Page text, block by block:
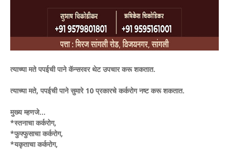
त्याच्या मते पपईची पाने कॅन्सरवर थेट उपचार करू शकतात.
त्याच्या मते, पपईची पाने सुमारे 10 प्रकारचे कर्करोग नष्ट करू शकतात.
मुख्य म्हणजे...
*स्तनाचा कर्करोग,
*फुफ्फुसाचा कर्करोग,
*यकृताचा कर्करोग,